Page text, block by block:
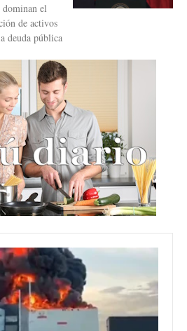
dominan el
de activos
deuda pública